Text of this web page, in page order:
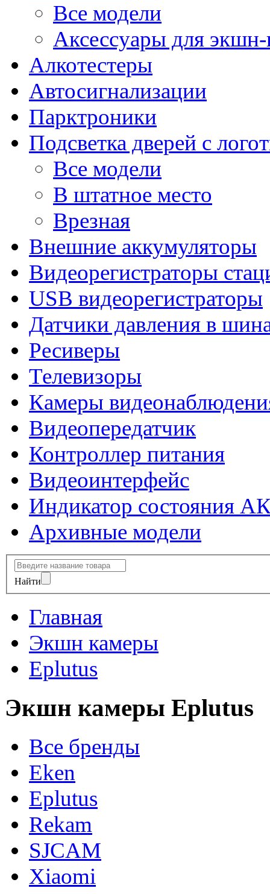
Все модели
Аксессуары для
Алкотестеры
Автосигнализации
Парктроники
Подсветка дверей с
Все модели
В штатное место
Врезная
Внешние аккумуляторы
Видеорегистраторы
USB видеорегистраторы
Датчики давления в
Ресиверы
Телевизоры
Камеры
Видеопередатчик
Контроллер питания
Видеоинтерфейс
Индикатор состояния
Архивные модели
Найти
Главная
Экшн камеры
Eplutus
Экшн камеры Eplutus
Все бренды
Eken
Eplutus
Rekam
SJCAM
Xiaomi